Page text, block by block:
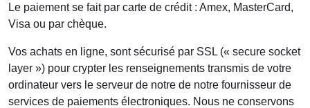
Le paiement se fait par carte de crédit : Amex, MasterCard,
Visa ou par chèque.
Vos achats en ligne, sont sécurisé par SSL (« secure socket
layer ») pour crypter les renseignements transmis de votre
ordinateur vers le serveur de notre de notre fournisseur de
services de paiements électroniques. Nous ne conservons